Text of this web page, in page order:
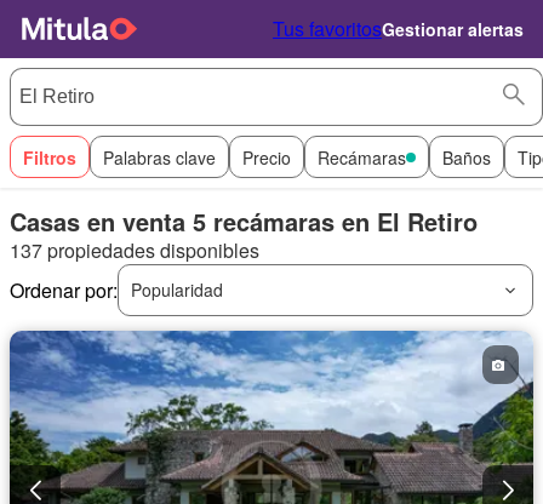
Tus favoritosGestionar alertas
Filtros Palabras clave Precio Recámaras Baños
Casas en venta 5 recámaras en El Retiro
137 propiedades disponibles
Ordenar por:
Popularidad